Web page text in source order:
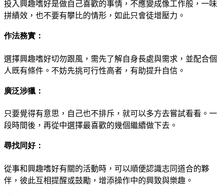
投入興趣嗜好是做自己喜歡的事情，不應變成像工作般，一味
拼績效，也不要有攀比的情形，如此只會徒增壓力。
作法務實：
選擇興趣嗜好切勿跟風 ， 需先了解自身長處與需求， 並配合個
人既有條件。不妨先挑可行性高者，有助提升自信。
廣泛涉獵：
只要覺得有意思，自己也不排斥，就可以多方去嘗試看看。一
段時間後，再從中選擇最喜歡的幾個繼續做下去。
尋找同好：
從事和興趣嗜好有關的活動時，可以順便認識志同道合的夥
伴，彼此互相提醒或鼓勵，增添操作中的興致與樂趣。